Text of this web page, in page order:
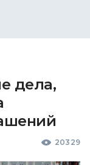
дела,
20329